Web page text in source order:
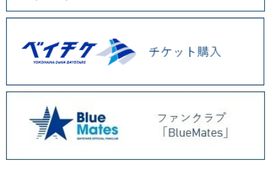
2025.09 (5)
2025.08 (6)
2025.07 (6)
2025.05 (9)
2025.04 (9)
2025.03 (9)